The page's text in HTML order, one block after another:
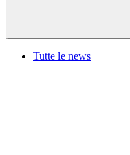
Tutte le news